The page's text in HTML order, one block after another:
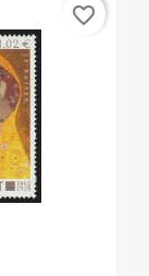
favorite_border